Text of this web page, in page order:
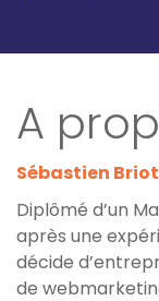
A
Sébastien
Diplômé d’un
après une
décide
de